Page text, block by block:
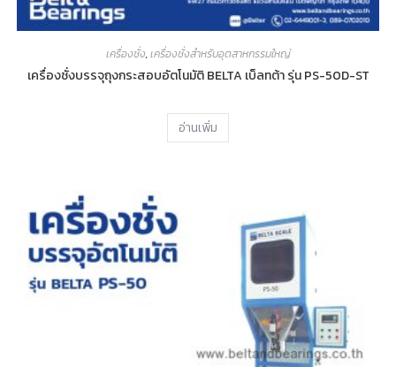
เครื่องชั่ง,เครื่องชั่งสำหรับอุตสาหกรรมใหญ่
เครื่องชั่งบรรจุถุงกระสอบอัตโนมัติ BELTA เบ็ลทต้า รุ่น PS-50D-ST
อ่านเพิ่ม